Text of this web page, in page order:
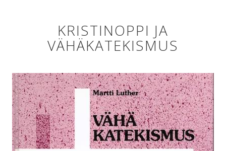
KRISTINOPPI JA
VÄHÄKATEKISMUS